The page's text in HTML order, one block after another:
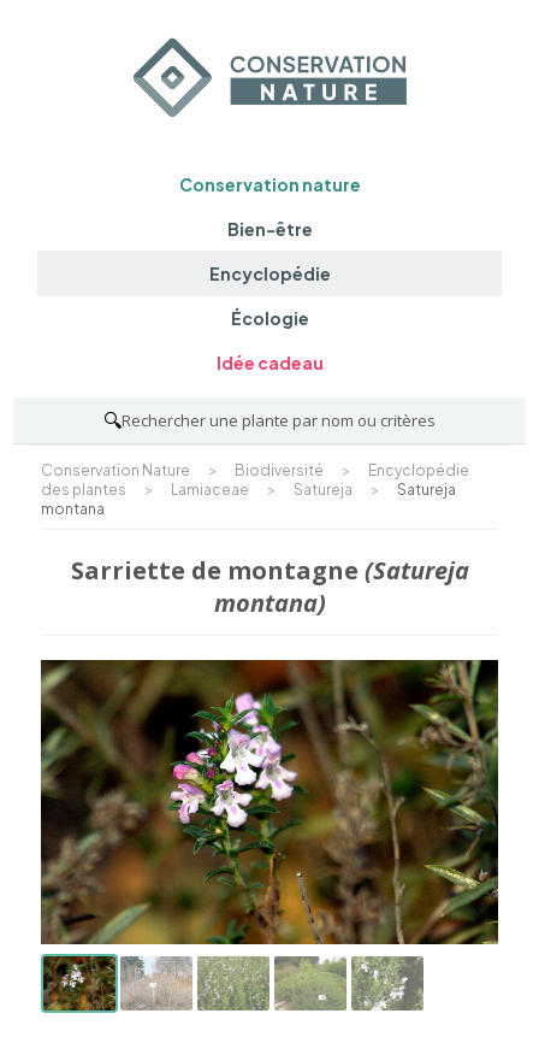
Conservation nature
Bien-être
Encyclopédie
Écologie
Idée cadeau
🔍Rechercher une plante par nom ou critères
Conservation Nature > Biodiversité >
Encyclopédie
des plantes
> Lamiaceae > Satureja >
Satureja
montana
Sarriette de montagne (Satureja
montana)